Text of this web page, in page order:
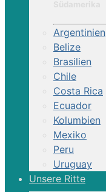
Argentinien
Belize
Brasilien
Chile
Costa Rica
Ecuador
Kolumbien
Mexiko
Peru
Uruguay
Unsere Ritte